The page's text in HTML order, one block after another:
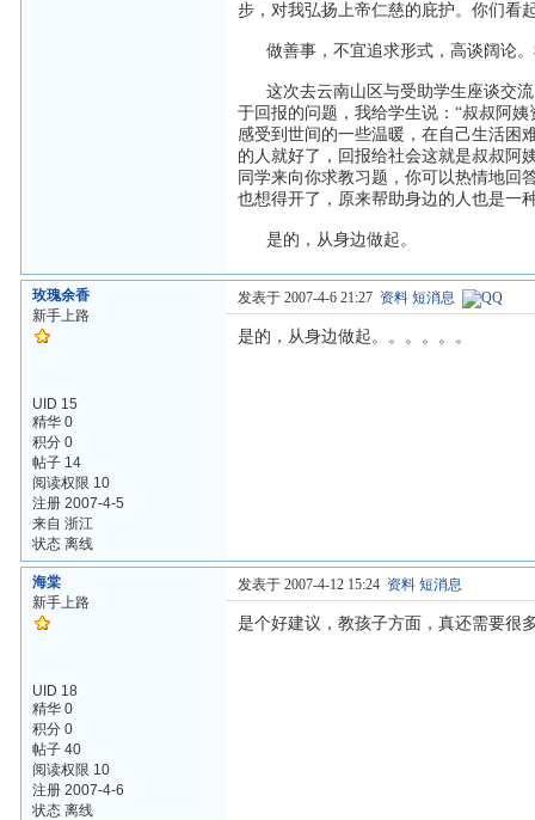
步，对我弘扬上帝仁慈的庇护。你们看
做善事，不宜追求形式，高谈阔论。
这次去云南山区与受助学生座谈交流
于回报的问题，我给学生说：“叔叔阿
感受到世间的一些温暖，在自己生活困
的人就好了，回报给社会这就是叔叔阿
同学来向你求教习题，你可以热情地回
也想得开了，原来帮助身边的人也是一
是的，从身边做起。
玫瑰余香
新手上路
UID 15
精华 0
积分 0
帖子 14
阅读权限 10
注册 2007-4-5
来自 浙江
状态 离线
发表于 2007-4-6 21:27 资料 短消息
是的，从身边做起。。。。。。
海棠
新手上路
UID 18
精华 0
积分 0
帖子 40
阅读权限 10
注册 2007-4-6
状态 离线
发表于 2007-4-12 15:24 资料 短消息
是个好建议，教孩子方面，真还需要很